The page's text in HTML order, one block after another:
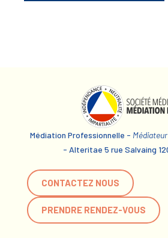
Médiation Professionnelle -
- Alteritae 5 rue Salvaing
CONTACTEZ NOUS
PRENDRE RENDEZ-VOUS